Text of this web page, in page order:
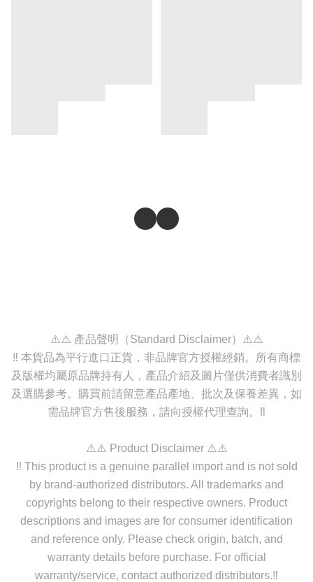
⚠️⚠️ 產品聲明（Standard Disclaimer）⚠️⚠️
‼️ 本貨品為平行進口正貨，非品牌官方授權經銷。所有商標
及版權均屬原品牌持有人，產品介紹及圖片僅供消費者識別
及選購參考。購買前請留意產品產地、批次及保養差異，如
需品牌官方售後服務，請向授權代理查詢。‼️
⚠️⚠️ Product Disclaimer ⚠️⚠️
‼️ This product is a genuine parallel import and is not sold
by brand-authorized distributors. All trademarks and
copyrights belong to their respective owners. Product
descriptions and images are for consumer identification
and reference only. Please check origin, batch, and
warranty details before purchase. For official
warranty/service, contact authorized distributors.‼️